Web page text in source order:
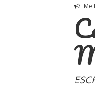
Me